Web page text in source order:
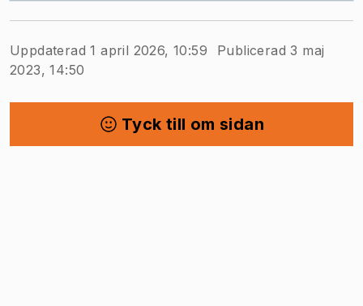
Uppdaterad 1 april 2026, 10:59
Publicerad 3 maj
2023, 14:50
Tyck till om sidan